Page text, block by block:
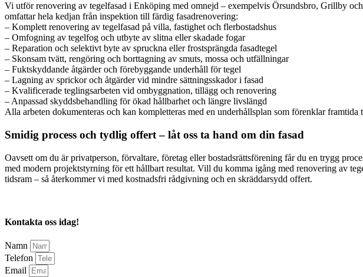
Vi utför renovering av tegelfasad i Enköping med omnejd – exempelvis Örsundsbro, Grillby
omfattar hela kedjan från inspektion till färdig fasadrenovering:
– Komplett renovering av tegelfasad på villa, fastighet och flerbostadshus
– Omfogning av tegelfog och utbyte av slitna eller skadade fogar
– Reparation och selektivt byte av spruckna eller frostsprängda fasadtegel
– Skonsam tvätt, rengöring och borttagning av smuts, mossa och utfällningar
– Fuktskyddande åtgärder och förebyggande underhåll för tegel
– Lagning av sprickor och åtgärder vid mindre sättningsskador i fasad
– Kvalificerade teglingsarbeten vid ombyggnation, tillägg och renovering
– Anpassad skyddsbehandling för ökad hållbarhet och längre livslängd
Alla arbeten dokumenteras och kan kompletteras med en underhållsplan som förenklar framtida
Smidig process och tydlig offert – låt oss ta hand om din fasad
Oavsett om du är privatperson, förvaltare, företag eller bostadsrättsförening får du en trygg
med modern projektstyrning för ett hållbart resultat. Vill du komma igång med renovering av
tidsram – så återkommer vi med kostnadsfri rådgivning och en skräddarsydd offert.
Kontakta oss idag!
Namn
Telefon
Email